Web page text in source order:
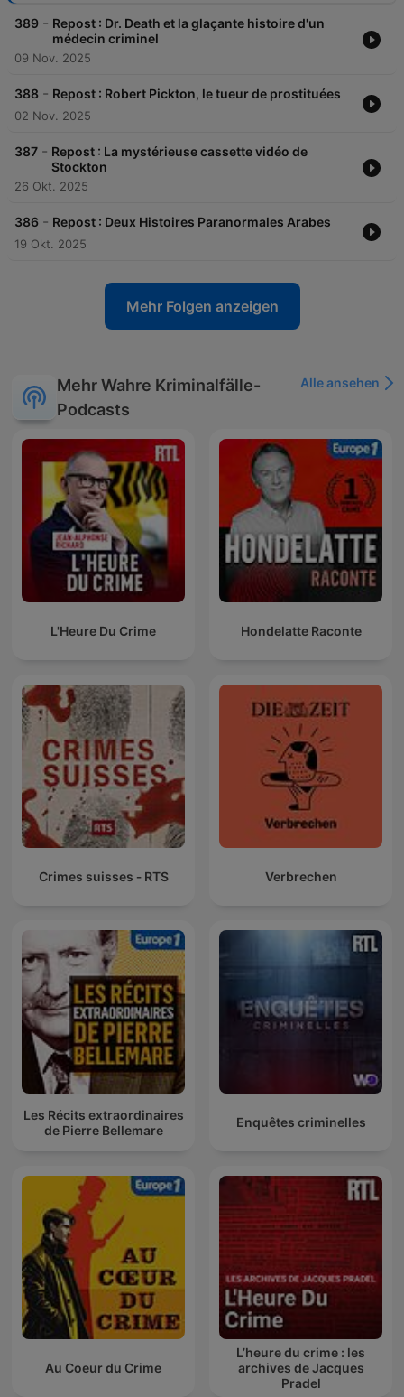
389 - Repost : Dr. Death et la glaçante histoire d'un
médecin criminel
09 Nov. 2025
388 - Repost : Robert Pickton, le tueur de prostituées
02 Nov. 2025
387 - Repost : La mystérieuse cassette vidéo de
Stockton
26 Okt. 2025
386 - Repost : Deux Histoires Paranormales Arabes
19 Okt. 2025
Mehr Folgen anzeigen
Mehr Wahre Kriminalfälle-
Podcasts
Alle ansehen
L'Heure Du Crime Hondelatte Raconte
Crimes suisses ‐ RTS Verbrechen
Les Récits extraordinaires
de Pierre Bellemare
Enquêtes criminelles
Au Coeur du Crime
L’heure du crime : les
archives de Jacques
Pradel